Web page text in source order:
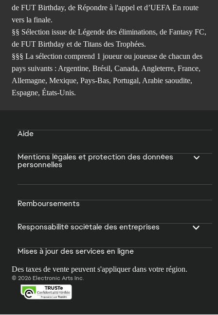
de FUT Birthday, de Répondre à l'appel et d’UEFA En route
vers la finale.
§§ Sélection issue de Légende des éliminations, de Fantasy FC,
de FUT Birthday et de Titans des Trophées.
§§§ La sélection comprend 1 joueur ou joueuse de chacun des
pays suivants : Argentine, Brésil, Canada, Angleterre, France,
Allemagne, Mexique, Pays-Bas, Portugal, Arabie saoudite,
Espagne, États-Unis.
Aide
Mentions légales et protection des données
personnelles
Remboursements
Responsabilité sociétale des entreprises
Mises à jour des services en ligne
Des taxes de vente peuvent s'appliquer dans votre région.
© 2026 Electronic Arts Inc.